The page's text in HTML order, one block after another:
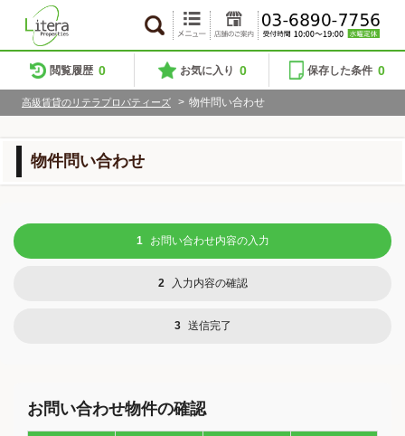
閲覧履歴 0 お気に入り 0 保存した条件 0
高級賃貸のリテラプロパティーズ > 物件問い合わせ
物件問い合わせ
1 お問い合わせ内容の入力
2 入力内容の確認
3 送信完了
お問い合わせ物件の確認